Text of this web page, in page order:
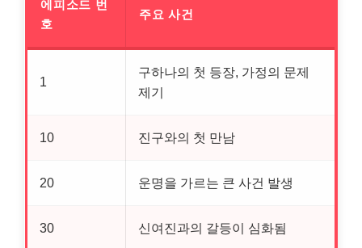
에피소드 번
호
주요 사건
1
구하나의 첫 등장, 가정의 문제
제기
10 진구와의 첫 만남
20 운명을 가르는 큰 사건 발생
30 신여진과의 갈등이 심화됨